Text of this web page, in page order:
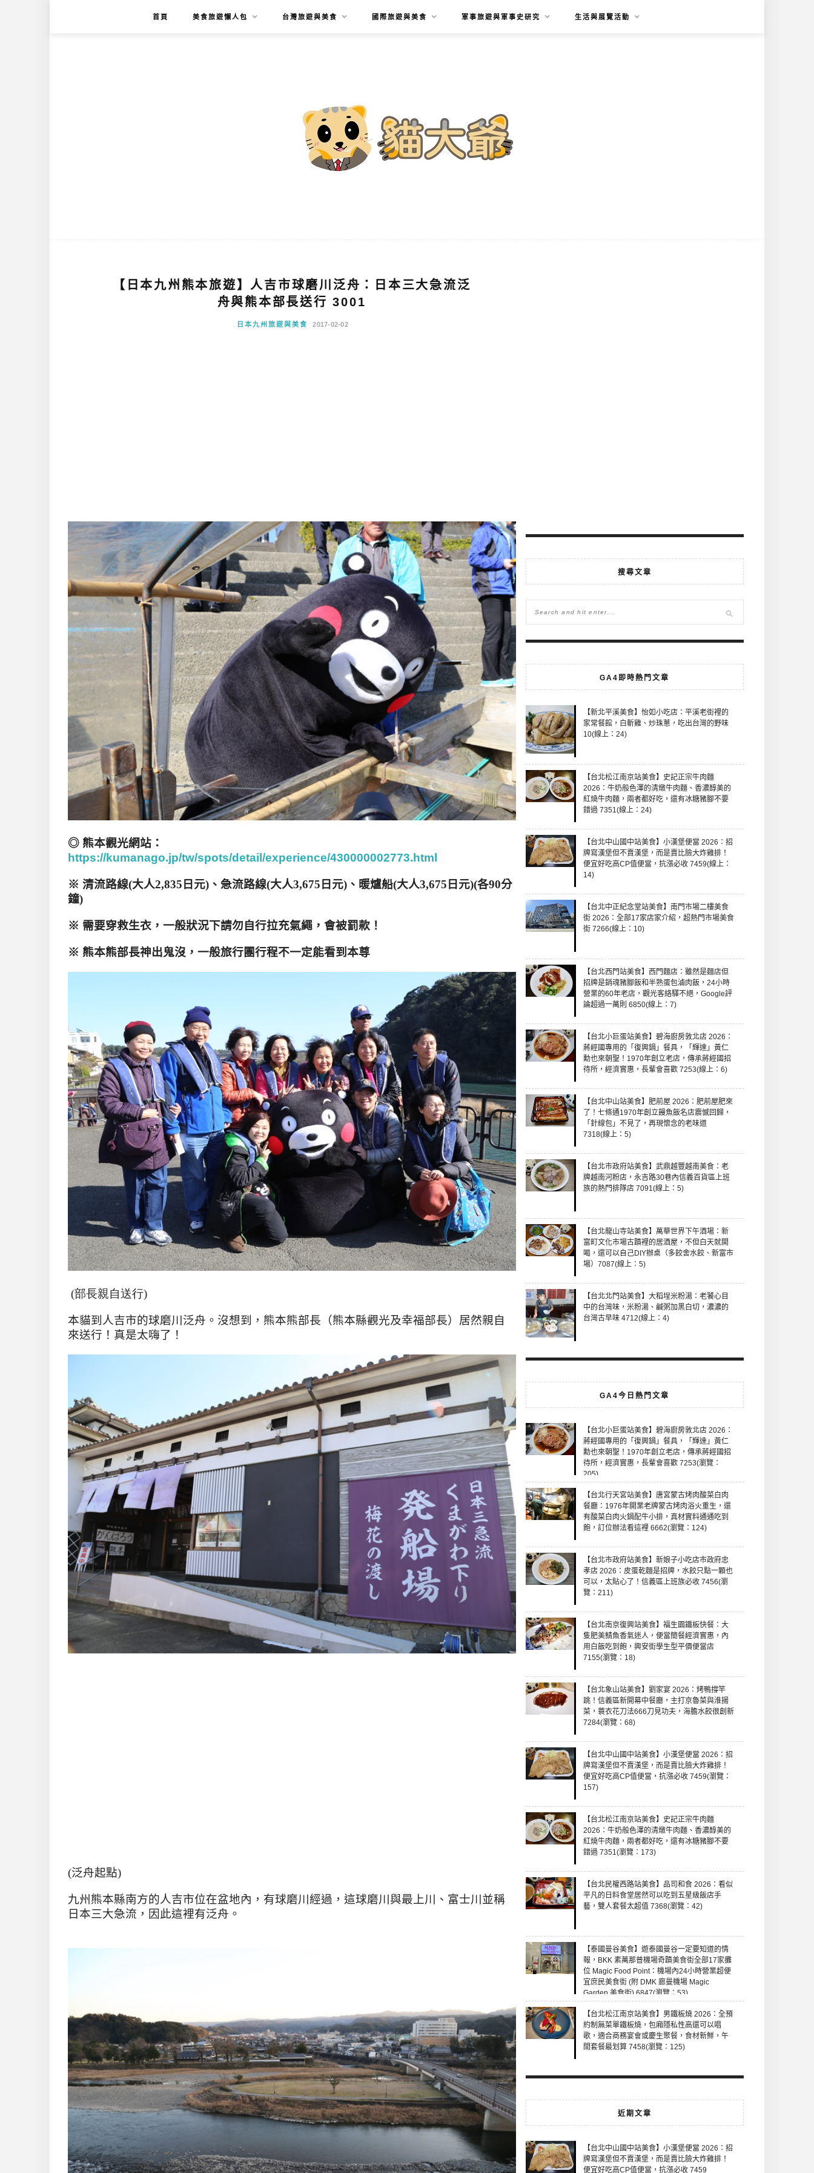
首頁 美食旅遊懶人包 台灣旅遊與美食 國際旅遊與美食 軍事旅遊與軍事史研究 生活與展覽活動
【日本九州熊本旅遊】人吉市球磨川泛舟：日本三大急流泛
舟與熊本部長送行 3001
日本九州旅遊與美食 2017-02-02
◎ 熊本觀光網站：
https://kumanago.jp/tw/spots/detail/experience/430000002773.html
※ 清流路線(大人2,835 日元)、急流路線(大人3,675 日元)、暖爐船(大人3,675 日元)(各90分
鐘)
※ 需要穿救生衣，一般狀況下請勿自行拉充氣繩，會被罰款！
※ 熊本熊部長神出鬼沒，一般旅行團行程不一定能看到本尊
(部長親自送行)
本貓到人吉市的球磨川泛舟。沒想到，熊本熊部長（熊本縣觀光及幸福部長）居然親自
來送行！真是太嗨了！
(泛舟起點)
九州熊本縣南方的人吉市位在盆地內，有球磨川經過，這球磨川與最上川、富士川並稱
日本三大急流，因此這裡有泛舟。
搜尋文章
GA4即時熱門文章
【新北平溪美食】怡如小吃店：平溪老街裡的
家常餐館，白斬雞、炒珠蔥，吃出台灣的野味
10(線上：24)
【台北松江南京站美食】史記正宗牛肉麵
2026：牛奶般色澤的清燉牛肉麵、香濃醇美的
紅燒牛肉麵，兩者都好吃，還有冰糖豬腳不要
錯過 7351(線上：24)
【台北中山國中站美食】小漢堡便當 2026：招
牌寫漢堡但不賣漢堡，而是賣比臉大炸雞排！
便宜好吃高CP值便當，抗漲必收 7459(線上：
14)
【台北中正紀念堂站美食】南門市場二樓美食
街 2026：全部17家店家介紹，超熱門市場美食
街 7266(線上：10)
【台北西門站美食】西門麵店：雖然是麵店但
招牌是銷魂豬腳飯和半熟蛋包滷肉飯，24小時
營業的60年老店，觀光客絡驛不絕，Google評
論超過一萬則 6850(線上：7)
【台北小巨蛋站美食】碧海廚房敦北店 2026：
蔣經國專用的「復興鍋」餐具，「輝達」黃仁
勳也來朝聖！1970年創立老店，傳承蔣經國招
待所，經濟實惠，長輩會喜歡 7253(線上：6)
【台北中山站美食】肥前屋 2026：肥前屋肥來
了！七條通1970年創立饅魚飯名店震憾回歸，
「針線包」不見了，再現懷念的老味道
7318(線上：5)
【台北市政府站美食】武鼎越豐越南美食：老
牌越南河粉店，永吉路30巷內信義百貨區上班
族的熱門排隊店 7091(線上：5)
【台北龍山寺站美食】萬華世界下午酒場：新
富町文化市場古蹟裡的居酒屋，不但白天就開
喝，還可以自己DIY辦桌（多餃舍水餃、新富市
場）7087(線上：5)
【台北北門站美食】大稻埕米粉湯：老饕心目
中的台灣味，米粉湯、鹹粥加黑白切，濃濃的
台灣古早味 4712(線上：4)
GA4今日熱門文章
【台北小巨蛋站美食】碧海廚房敦北店 2026：
蔣經國專用的「復興鍋」餐具，「輝達」黃仁
勳也來朝聖！1970年創立老店，傳承蔣經國招
待所，經濟實惠，長輩會喜歡 7253(瀏覽：
205)
【台北行天宮站美食】唐宮蒙古烤肉酸菜白肉
餐廳：1976年開業老牌蒙古烤肉浴火重生，還
有酸菜白肉火鍋配牛小排，真材實料通通吃到
飽，訂位辦法看這裡 6662(瀏覽：124)
【台北市政府站美食】新娘子小吃店市政府忠
孝店 2026：皮蛋乾麵是招牌，水餃只點一顆也
可以，太貼心了！信義區上班族必收 7456(瀏
覽：211)
【台北南京復興站美食】福生園鐵板快餐：大
隻肥美鯖魚香氣迷人，便當簡餐經濟實惠，內
用白飯吃到飽，興安街學生型平價便當店
7155(瀏覽：18)
【台北象山站美食】劉家宴 2026：烤鴨撐竿
跳！信義區新開幕中餐廳，主打京魯菜與淮揚
菜，蓑衣花刀法666刀見功夫，海膽水餃很創新
7284(瀏覽：68)
【台北中山國中站美食】小漢堡便當 2026：招
牌寫漢堡但不賣漢堡，而是賣比臉大炸雞排！
便宜好吃高CP值便當，抗漲必收 7459(瀏覽：
157)
【台北松江南京站美食】史記正宗牛肉麵
2026：牛奶般色澤的清燉牛肉麵、香濃醇美的
紅燒牛肉麵，兩者都好吃，還有冰糖豬腳不要
錯過 7351(瀏覽：173)
【台北民權西路站美食】品司和食 2026：看似
平凡的日料食堂居然可以吃到五星級飯店手
藝，雙人套餐太超值 7368(瀏覽：42)
【泰國曼谷美食】遊泰國曼谷一定要知道的情
報，BKK 素萬那普機場奇蹟美食街全部17家攤
位 Magic Food Point：機場內24小時營業超便
宜庶民美食街 (附 DMK 廊曼機場 Magic
Garden 美食街) 6847(瀏覽：53)
【台北松江南京站美食】男鐵板燒 2026：全預
約制無菜單鐵板燒，包廂隱私性高還可以唱
歌，適合商務宴會或慶生聚餐，食材新鮮，午
間套餐最划算 7458(瀏覽：125)
近期文章
【台北中山國中站美食】小漢堡便當 2026：招
牌寫漢堡但不賣漢堡，而是賣比臉大炸雞排！
便宜好吃高CP值便當，抗漲必收 7459